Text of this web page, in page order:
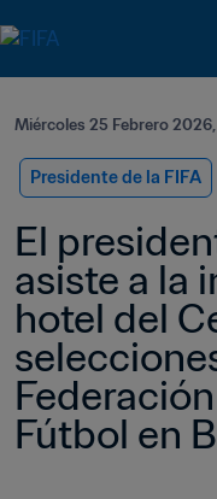
Miércoles 25 Febrero
Presidente de la FIFA
El
asiste a la
hotel del
Fútbol en